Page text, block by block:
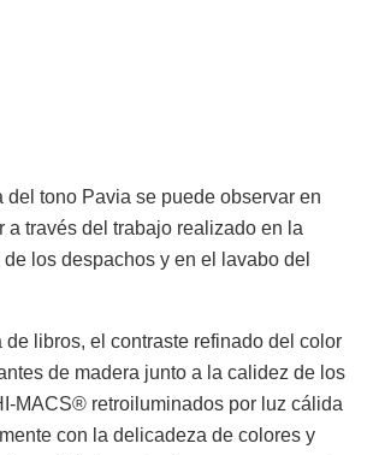
del tono Pavia se puede observar en
a través del trabajo realizado en la
los despachos y en el lavabo del
de libros, el contraste refinado del color
de madera junto a la calidez de los
MACS® retroiluminados por luz cálida
con la delicadeza de colores y